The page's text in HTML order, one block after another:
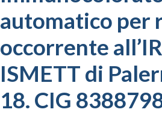
automatico per
occorrente
ISMETT di
18. CIG